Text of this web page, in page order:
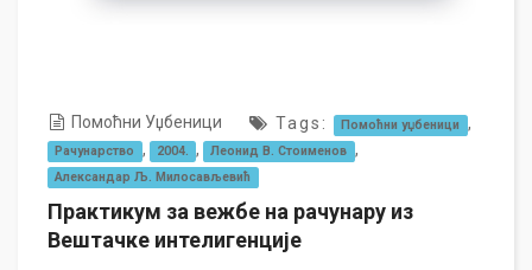
Помоћни Уџбеници Tags: Помоћни уџбеници ,
Рачунарство , 2004. , Леонид В. Стоименов ,
Александар Љ. Милосављевић
Практикум за вежбе на рачунару из
Вештачке интелигенције